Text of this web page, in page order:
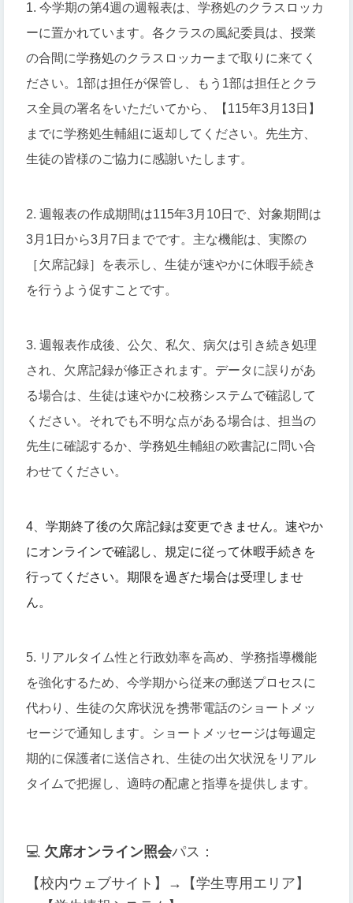
1. 今学期の第4週の週報表は、学務処のクラスロッカ
ーに置かれています。各クラスの風紀委員は、授業
の合間に学務処のクラスロッカーまで取りに来てく
ださい。1部は担任が保管し、もう1部は担任とクラ
ス全員の署名をいただいてから、【115年3月13日】
までに学務処生輔組に返却してください。先生方、
生徒の皆様のご協力に感謝いたします。
2. 週報表の作成期間は115年3月10日で、対象期間は
3月1日から3月7日までです。主な機能は、実際の
［欠席記録］を表示し、生徒が速やかに休暇手続き
を行うよう促すことです。
3. 週報表作成後、公欠、私欠、病欠は引き続き処理
され、欠席記録が修正されます。データに誤りがあ
る場合は、生徒は速やかに校務システムで確認して
ください。それでも不明な点がある場合は、担当の
先生に確認するか、学務処生輔組の欧書記に問い合
わせてください。
4 学期終了後の欠席記録は変更できません。 速やか
にオンラインで確認し、規定に従って休暇手続きを
行ってください。期限を過ぎた場合は受理しませ
ん。
5. リアルタイム性と行政効率を高め、学務指導機能
を強化するため、今学期から従来の郵送プロセスに
代わり、生徒の欠席状況を携帯電話のショートメッ
セージで通知します。ショートメッセージは毎週定
期的に保護者に送信され、生徒の出欠状況をリアル
タイムで把握し、適時の配慮と指導を提供します。
💻 欠席オンライン照会パス：
【校内ウェブサイト】→【学生専用エリア】